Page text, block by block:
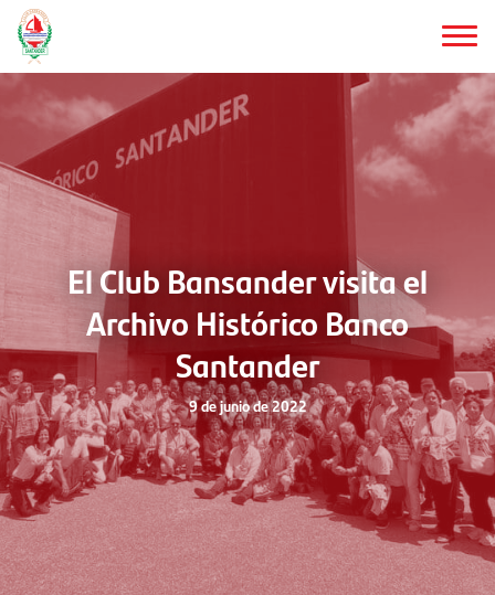
Saltar
al
contenido
principal
El Club Bansander visita el
Archivo Histórico Banco
Santander
9 de junio de 2022